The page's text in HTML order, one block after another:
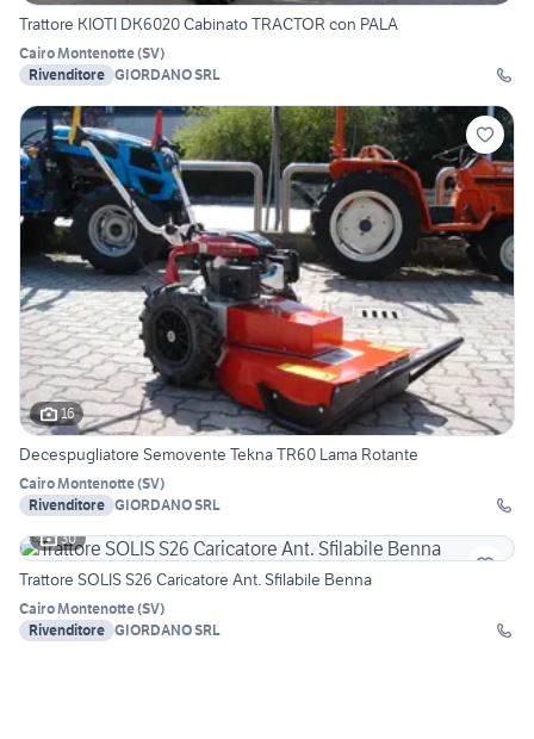
Trattore KIOTI DK6020 Cabinato TRACTOR con PALA
Cairo Montenotte(SV)
Rivenditore GIORDANO SRL
16
Decespugliatore Semovente Tekna TR60 Lama Rotante
Cairo Montenotte(SV)
Rivenditore GIORDANO SRL
30
Trattore SOLIS S26 Caricatore Ant. Sfilabile Benna
Cairo Montenotte(SV)
Rivenditore GIORDANO SRL